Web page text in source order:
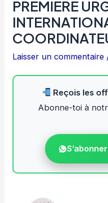
PREMIERE
Laisser un commentaire
Reçois les
Abonne-toi à